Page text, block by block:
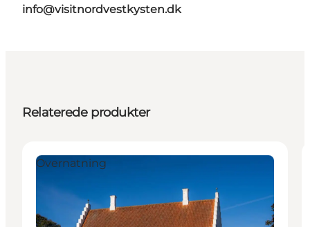
info@visitnordvestkysten.dk
Relaterede produkter
Overnatning